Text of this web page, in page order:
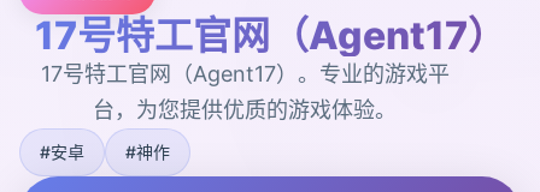
17号特工官网（Agent17）
17号特工官网（Agent17）。专业的游戏平
台，为您提供优质的游戏体验。
#安卓 #神作